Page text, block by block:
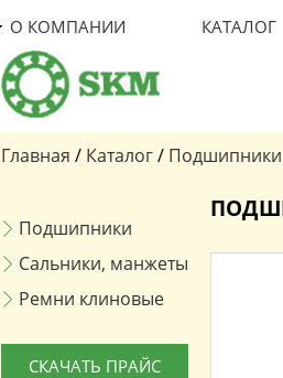
О КОМПАНИИ КАТАЛОГ
Главная / Каталог/ Подшипники
Подшипники
Сальники, манжеты
Ремни клиновые
СКАЧАТЬ ПРАЙС